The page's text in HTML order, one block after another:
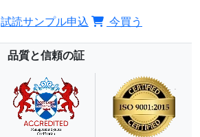
試読サンプル申込 今買う
品質と信頼の証